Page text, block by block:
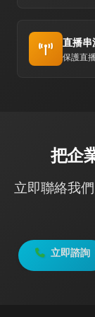
直播串
保護直
把企
立即聯絡我
立即諮詢